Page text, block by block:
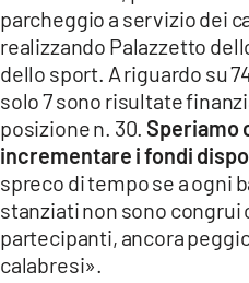
parcheggio a servizio dei
realizzando Palazzetto
dello sport. A riguardo su
solo 7 sono risultate
posizione n. 30. Speriamo
incrementare i fondi
spreco di tempo se a ogni
stanziati non sono
partecipanti, ancora
calabresi».